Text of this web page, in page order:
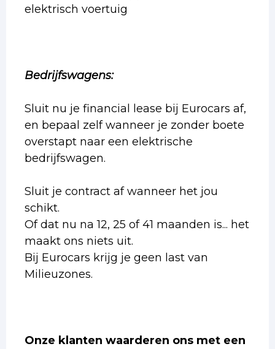
elektrisch voertuig
Bedrijfswagens:
Sluit nu je financial lease bij Eurocars af,
en bepaal zelf wanneer je zonder boete
overstapt naar een elektrische
bedrijfswagen.
Sluit je contract af wanneer het jou
schikt.
Of dat nu na 12, 25 of 41 maanden is... het
maakt ons niets uit.
Bij Eurocars krijg je geen last van
Milieuzones.
Onze klanten waarderen ons met een